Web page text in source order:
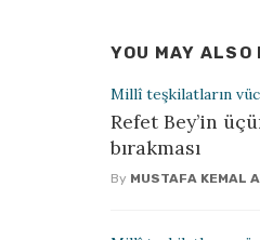
YOU MAY ALSO
Millî teşkilatların
Refet Bey’in
bırakması
By MUSTAFA KEMAL